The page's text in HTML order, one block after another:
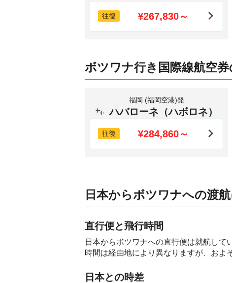
往復 ¥267,830～
ボツワナ行き国際線航空
福岡 (福岡空港)発
ハバローネ（ハボロネ）
往復 ¥284,860～
日本からボツワナへの渡
直行便と飛行時間
日本からボツワナへの直行便は就航し
時間は経由地により異なりますが、およ
日本との時差